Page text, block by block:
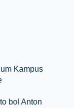
Kampus
bol Anton